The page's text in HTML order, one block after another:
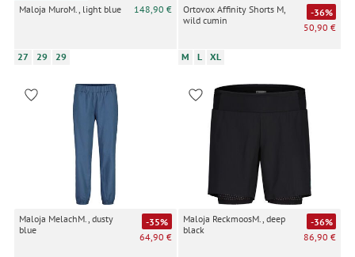
Maloja MuroM., light blue
148,90 €
27 29 29
Ortovox Affinity Shorts M,
wild cumin
-36%
50,90 €
M L XL
Maloja MelachM., dusty
blue
-35%
64,90 €
Maloja ReckmoosM., deep
black
-36%
86,90 €